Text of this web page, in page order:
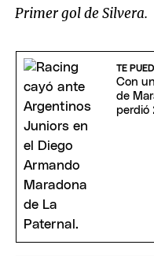
Primer gol de Silvera.
TE
Con
de
perdió